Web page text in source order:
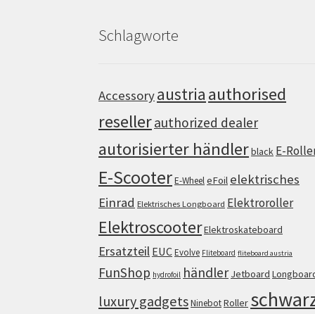
Schlagworte
Accessoryaustria authorised
resellerauthorized dealer
autorisierter händlerblack E-
E-ScooterE-WheeleFoil elektrisches
Einrad Elektrisches Longboard Elektroroller
ElektroscooterElektroskateboard
Ersatzteil EUCEvolve Fliteboard fliteboard austria
FunShop hydrofoil händler Jetboard
luxury gadgetsNinebotRoller